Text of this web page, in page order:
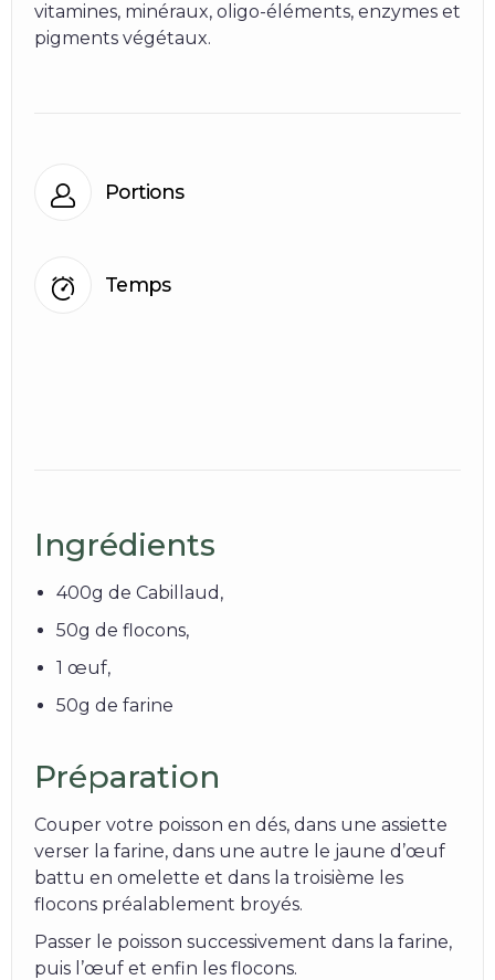
vitamines, minéraux, oligo-éléments, enzymes et
pigments végétaux.
Portions
Temps
Ingrédients
400g de Cabillaud,
50g de flocons,
1 œuf,
50g de farine
Préparation
Couper votre poisson en dés, dans une assiette
verser la farine, dans une autre le jaune d’œuf
battu en omelette et dans la troisième les
flocons préalablement broyés.
Passer le poisson successivement dans la farine,
puis l’œuf et enfin les flocons.